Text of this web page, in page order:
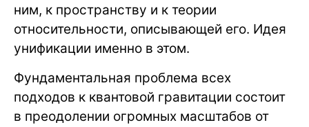
ним, к пространству и к теории
относительности, описывающей его. Идея
унификации именно в этом.
Фундаментальная проблема всех
подходов к квантовой гравитации состоит
в преодолении огромных масштабов от